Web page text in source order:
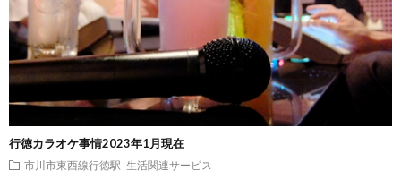
行徳カラオケ事情2023年1月現在
市川市東西線行徳駅 生活関連サービス